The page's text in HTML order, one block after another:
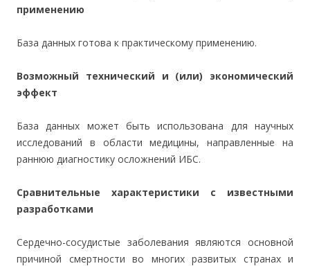
применению
База данных готова к практическому применению.
Возможный технический и (или) экономический
эффект
База данных может быть использована для научных
исследований в области медицины, направленные на
раннюю диагностику осложнений ИБС.
Сравнительные характеристики с известными
разработками
Сердечно-сосудистые заболевания являются основной
причиной смертности во многих развитых странах и